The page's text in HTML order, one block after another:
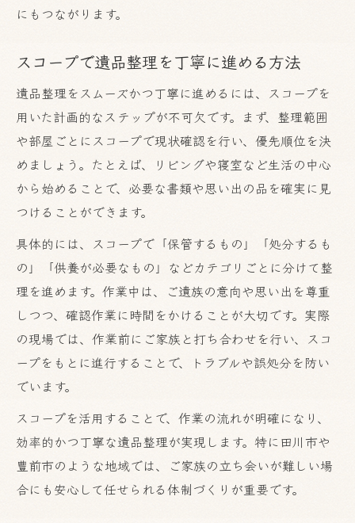
にもつながります。
スコープで遺品整理を丁寧に進める方法
遺品整理をスムーズかつ丁寧に進めるには、スコープを
用いた計画的なステップが不可欠です。まず、整理範囲
や部屋ごとにスコープで現状確認を行い、優先順位を決
めましょう。たとえば、リビングや寝室など生活の中心
から始めることで、必要な書類や思い出の品を確実に見
つけることができます。
具体的には、スコープで「保管するもの」「処分するも
の」「供養が必要なもの」などカテゴリごとに分けて整
理を進めます。作業中は、ご遺族の意向や思い出を尊重
しつつ、確認作業に時間をかけることが大切です。実際
の現場では、作業前にご家族と打ち合わせを行い、スコ
ープをもとに進行することで、トラブルや誤処分を防い
でいます。
スコープを活用することで、作業の流れが明確になり、
効率的かつ丁寧な遺品整理が実現します。特に田川市や
豊前市のような地域では、ご家族の立ち会いが難しい場
合にも安心して任せられる体制づくりが重要です。